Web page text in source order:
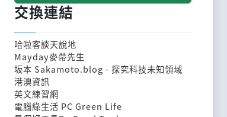
交換連結
哈啦客談天說地
Mayday麥帶先生
坂本 Sakamoto.blog - 探究科技未知領域
港澳資訊
英文練習網
電腦綠生活 PC Green Life